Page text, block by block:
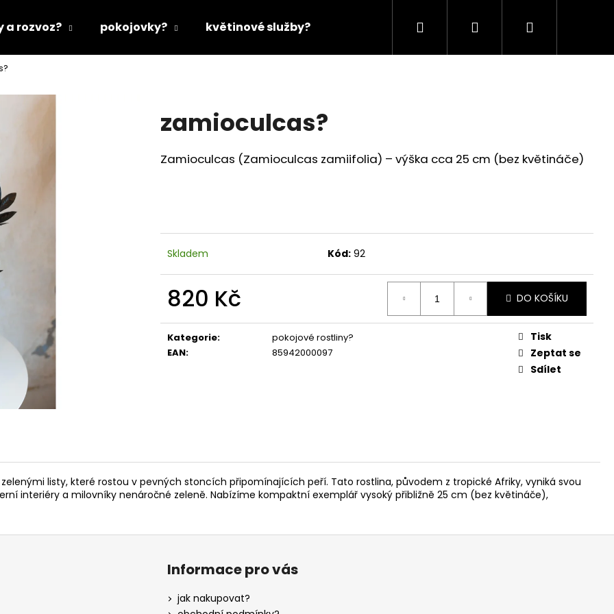
a rozvoz? pokojovky? květinové služby? dárkové poukazy?
Hledat PřihlášeníNákupní
zamioculcas?
Zamioculcas (Zamioculcas zamiifolia) – výška cca 25 cm (bez květináče)
Skladem Kód: 92
820 Kč
cena:
DO KOŠÍKU
Kategorie:
pokojové rostliny?
EAN: 85942000097
Tisk
Zeptat se
Sdílet
listy, které rostou v pevných stoncích připomínajících peří. Tato rostlina, původem z tropické Afriky, vyniká svou
interiéry a milovníky nenáročné zeleně. Nabízíme kompaktní exemplář vysoký přibližně 25 cm (bez květináče),
Co potřebujete najít?
HLEDAT
Informace pro vás
jak nakupovat?